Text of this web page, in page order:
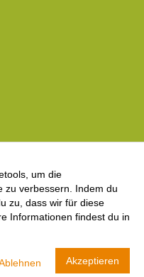
um die
zu verbessern. Indem du
zu, dass wir für diese
Informationen findest du in
Akzeptieren
ANZEIGEN